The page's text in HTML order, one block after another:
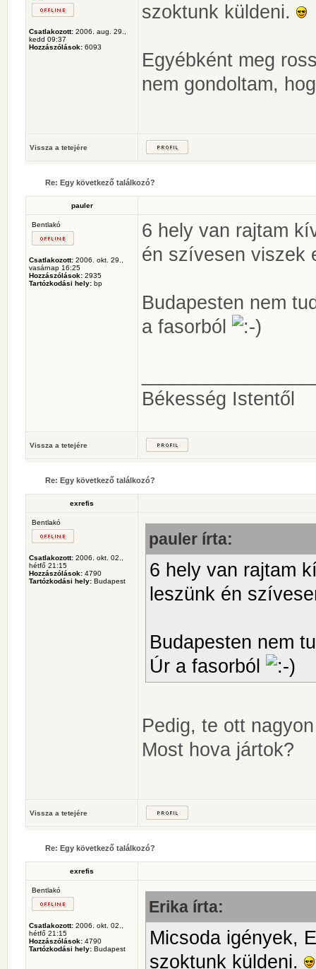
Csatlakozott: 2006. aug. 29.,
kedd 09:37
Hozzászólások: 6093
szoktunk küldeni.
Egyébként meg
nem gondoltam,
Vissza a tetejére
Re: Egy következő találkozó?
pauler
Bentlakó
Csatlakozott: 2006. okt. 29.,
vasárnap 16:25
Hozzászólások: 2935
Tartózkodási hely: bp
6 hely van rajtam
én szívesen viszek
Budapesten nem
a fasorból
Békesség Istentől
Vissza a tetejére
Re: Egy következő találkozó?
exrefis
Bentlakó
Csatlakozott: 2006. okt. 02.,
hétfő 21:15
Hozzászólások: 4790
Tartózkodási hely: Budapest
pauler írta:
6 hely van rajtam
leszünk én
Budapesten nem
Úr a fasorból
Pedig, te ott
Most hova jártok?
Vissza a tetejére
Re: Egy következő találkozó?
exrefis
Bentlakó
Csatlakozott: 2006. okt. 02.,
hétfő 21:15
Hozzászólások: 4790
Tartózkodási hely: Budapest
Erika írta:
Micsoda igények,
szoktunk küldeni.